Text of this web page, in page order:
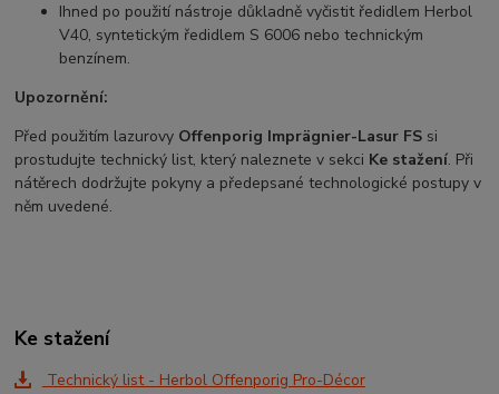
Ihned po použití nástroje důkladně vyčistit ředidlem Herbol
V40, syntetickým ředidlem S 6006 nebo technickým
benzínem.
Upozornění:
Před použitím lazurovy Offenporig Imprägnier-Lasur FS si
prostudujte technický list, který naleznete v sekci Ke stažení. Při
nátěrech dodržujte pokyny a předepsané technologické postupy v
něm uvedené.
Ke stažení
Technický list - Herbol Offenporig Pro-Décor